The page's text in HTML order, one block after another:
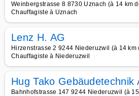
Weinbergstrasse 8 8730 Uznach (à 14 km
Chauffagiste à Uznach
Lenz H. AG
Hirzenstrasse 2 9244 Niederuzwil (à 14 km
Chauffagiste à Niederuzwil
Hug Tako Gebäudetechnik
Bahnhofstrasse 147 9244 Niederuzwil (à